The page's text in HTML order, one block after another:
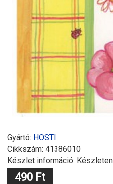
Gyártó: HOSTI
Cikkszám: 41386010
Készlet információ: Készleten
490 Ft